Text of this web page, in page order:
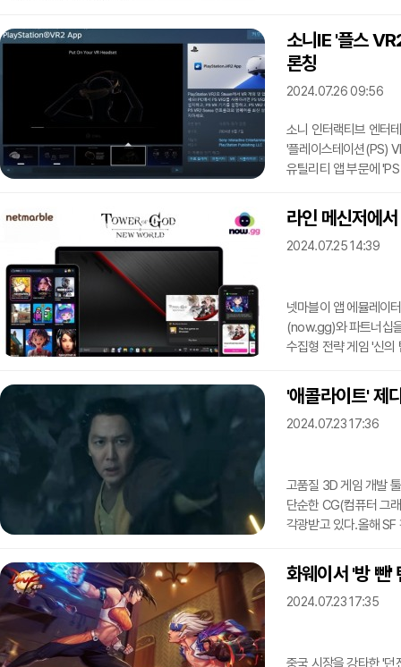
즐길 수 있다. 해당 제
꼭 닮은 컨트롤러 부로
트리거 기능도 제공하
플레이스테이션 포탈
소니IE '플스
론칭
2024.07.26 09:56
소니 인터랙티브 엔터
'플레이스테이션(PS)
유틸리티 앱 부문에
영어와 일본어, 한국어
것 외의 별도 과금은
서비스를 개시할 것"
라인 메신저에
2024.07.25 14:39
넷마블이 앱 에뮬레이
(now.gg)와 파트너십
수집형 전략 게임 '신의
예정이다.이중 나우카
다운로드 없이 게임을
환경에서 별도 다운로
'애콜라이트' 제
2024.07.23 17:36
고품질 3D 게임 개발
단순한 CG(컴퓨터 그
각광받고 있다.올해
미스터리 스릴러 장르
주연 '솔' 역으로 캐스
영화의 완성도에 '언리
화웨이서 '방 뺀'
2024.07.23 17:35
중국 시장을 강타한 '던